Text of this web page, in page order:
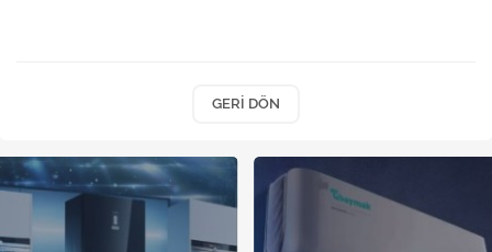
Musluk
GERI DÖN